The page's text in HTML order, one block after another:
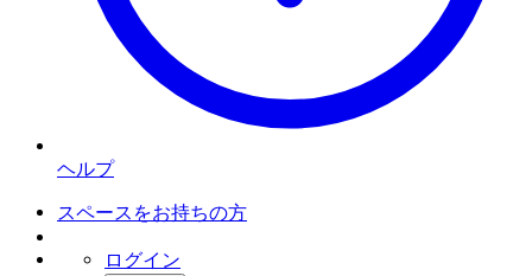
ヘルプ
スペースをお持ちの方
ログイン